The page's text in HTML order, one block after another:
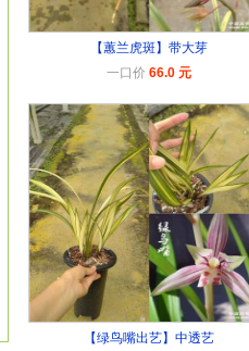
【蕙兰虎斑】带大芽
一口价 66.0 元
【绿鸟嘴出艺】中透艺